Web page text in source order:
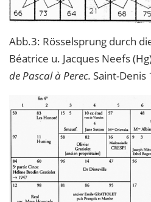
Abb.3: Rösselsprung durch
Béatrice u. Jacques Neefs
de Pascal à Perec. Saint-Denis